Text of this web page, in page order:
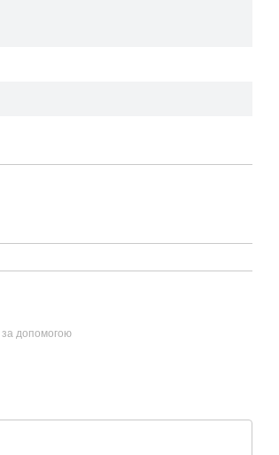
за допомогою